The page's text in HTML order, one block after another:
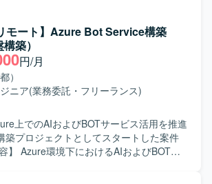
織とともに成長していただける方を求め
のサーバインフラ環境の設計・構築・運
運用中および開発中のゲームタイトルを
ラ面からプロジェクトを支援していただ
技術の検証や導入展開を行い、サービス
ンフラ構成の検討を行います。 ・パフォ
ト削減など、インフラ面からの課題解
【求める人物像】 ・インフ
の検討や新技術のキャッチアップが好き
・改善に取り組める方を求めておりま
モート】Azure Bot Service構築
築）
円/月
）
ニア(業務委託・フリーランス)
上でのAIおよびBOTサービス活用を推進
築プロジェクトとしてスタートした案件